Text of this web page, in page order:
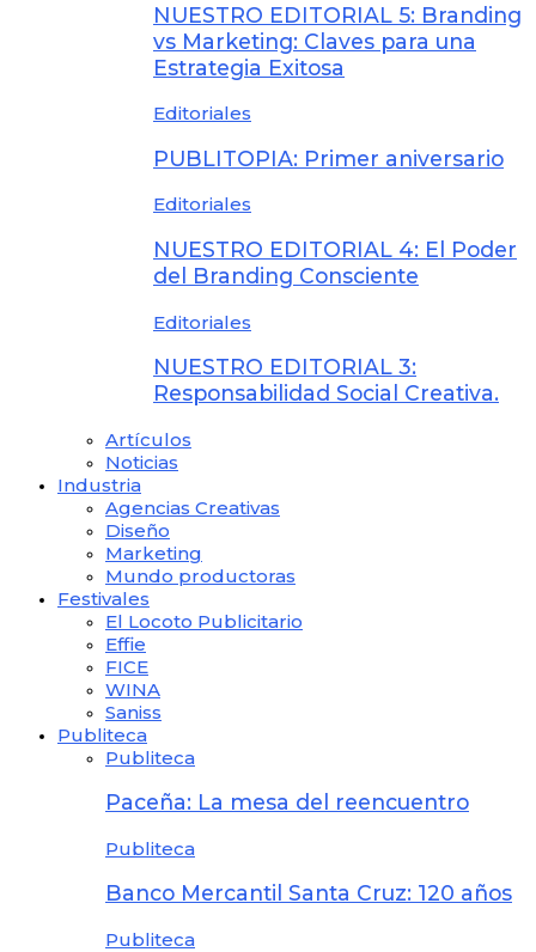
NUESTRO EDITORIAL 5: Branding
vs Marketing: Claves para una
Estrategia Exitosa
Editoriales
PUBLITOPIA: Primer aniversario
Editoriales
NUESTRO EDITORIAL 4: El Poder
del Branding Consciente
Editoriales
NUESTRO EDITORIAL 3:
Responsabilidad Social Creativa.
Artículos
Noticias
Industria
Agencias Creativas
Diseño
Marketing
Mundo productoras
Festivales
El Locoto Publicitario
Effie
FICE
WINA
Saniss
Publiteca
Publiteca
Paceña: La mesa del reencuentro
Publiteca
Banco Mercantil Santa Cruz: 120 años
Publiteca